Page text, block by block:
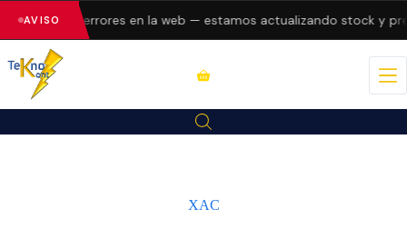
AVISO errores en la web — estamos actualizando stock y
XAC